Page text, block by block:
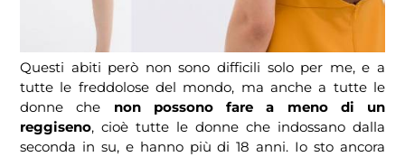
Questi abiti però non sono difficili solo per me, e a
tutte le freddolose del mondo, ma anche a tutte le
donne che non possono fare a meno di un
reggiseno, cioè tutte le donne che indossano dalla
seconda in su, e hanno più di 18 anni. Io sto ancora